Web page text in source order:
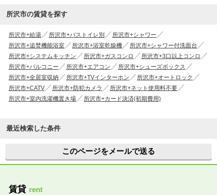
所沢市の賃貸を探す
所沢市+給湯 所沢市+バストイレ別
所沢市+シャワー
所沢市+追焚機能浴室
所沢市+浴室乾燥機
所沢市+シャワー付洗面台
所沢市+システムキッチン
所沢市+ガスコンロ
所沢市+3口以上コンロ
所沢市+バルコニー
所沢市+エアコン
所沢市+シューズボックス
所沢市+全居室収納
所沢市+TVインターホン
所沢市+オートロック
所沢市+CATV
所沢市+防犯カメラ
所沢市+ネット使用料不要
所沢市+室内洗濯機置き場
所沢市+カード決済(初期費用)
最近検索した条件
このページをメールで送る
賃貸 rent